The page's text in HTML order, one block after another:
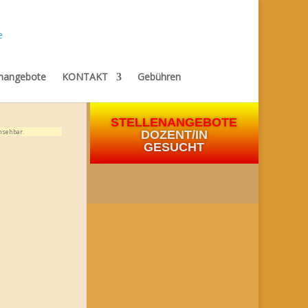
KONTAKT Gebühren
STELLENANGEBOTE
DOZENT/IN
GESUCHT